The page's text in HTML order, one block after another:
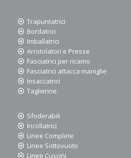
Trapuntatrici
Bordatrici
Imballatrici
Arrotolatori e Presse
Fasciatrici per ricamo
Fasciatrici attacca maniglie
Insaccatrici
Taglierine
Sfoderabili
Incollatrici
Linee Complete
Linee Sottovuoto
Linee Cuscini